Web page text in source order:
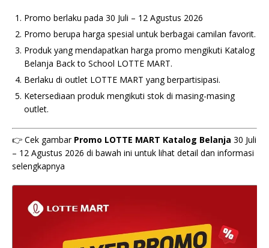
Promo berlaku pada 30 Juli – 12 Agustus 2026
Promo berupa harga spesial untuk berbagai camilan favorit.
Produk yang mendapatkan harga promo mengikuti Katalog
Belanja Back to School LOTTE MART.
Berlaku di outlet LOTTE MART yang berpartisipasi.
Ketersediaan produk mengikuti stok di masing-masing
outlet.
👉 Cek gambar Promo LOTTE MART Katalog Belanja 30 Juli
– 12 Agustus 2026 di bawah ini untuk lihat detail dan informasi
selengkapnya